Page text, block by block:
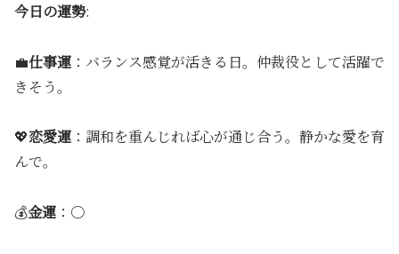
今日の運勢:
💼仕事運 ：バランス感覚が活きる日。仲裁役として活躍で
きそう。
💖恋愛運 ：調和を重んじれば心が通じ合う。静かな愛を育
んで。
💰金運 ：〇